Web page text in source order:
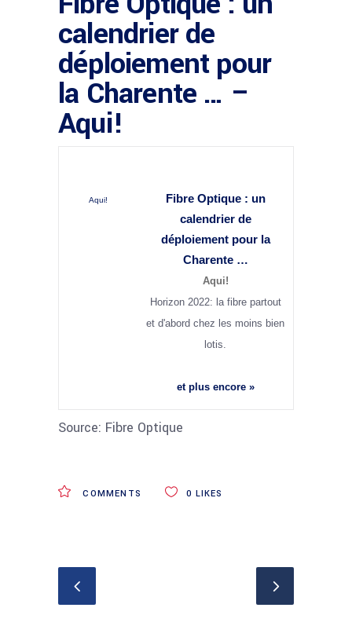
calendrier de
déploiement pour
la Charente … –
Aqui!
Aqui!
Fibre Optique : un
calendrier de
déploiement pour la
Charente …
Aqui!
Horizon 2022: la fibre partout
et d'abord chez les moins bien
lotis.
et plus encore »
Source: Fibre Optique
COMMENTS 0 LIKES